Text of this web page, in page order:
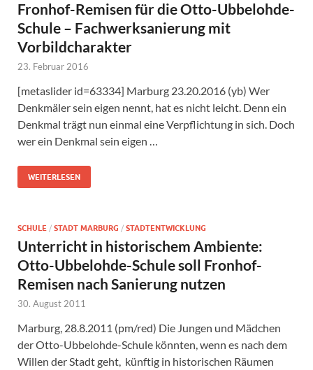
Fronhof-Remisen für die Otto-Ubbelohde-
Schule – Fachwerksanierung mit
Vorbildcharakter
23. Februar 2016
[metaslider id=63334] Marburg 23.20.2016 (yb) Wer
Denkmäler sein eigen nennt, hat es nicht leicht. Denn ein
Denkmal trägt nun einmal eine Verpflichtung in sich. Doch
wer ein Denkmal sein eigen …
WEITERLESEN
SCHULE / STADT MARBURG / STADTENTWICKLUNG
Unterricht in historischem Ambiente:
Otto-Ubbelohde-Schule soll Fronhof-
Remisen nach Sanierung nutzen
30. August 2011
Marburg, 28.8.2011 (pm/red) Die Jungen und Mädchen
der Otto-Ubbelohde-Schule könnten, wenn es nach dem
Willen der Stadt geht, künftig in historischen Räumen